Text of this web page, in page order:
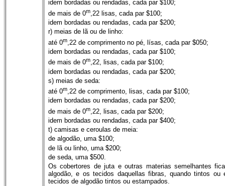
idem bordadas ou rendadas, cada par $100;
de mais de 0m ,22 lisas, cada par $100;
idem bordadas ou rendadas, cada par $200;
r) meias de lã ou de linho:
até 0m ,22 de comprimento no pé, lísas, cada par $050;
idem bordadas ou rendadas, cada par $100;
de mais de 0m,22, lisas, cada par $100;
idem bordadas ou rendadas, cada par $200;
s) meias de seda:
até 0m,22 de comprimento, lisas, cada par $100;
idem bordadas ou rendadas, cada par $200;
de mais de 0m ,22, lisas, cada par $200;
idem bordadas ou rendadas, cada par $400;
t) camisas e ceroulas de meia:
de algodão, uma $100;
de lã ou linho, uma $200;
de seda, uma $500.
Os cobertores de juta e outras materias semelhantes
algodão, e os tecidos daquellas fibras, quando tintos
tecidos de algodão tintos ou estampados.